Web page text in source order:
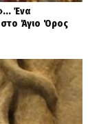
Ένα
Άγιο Όρος